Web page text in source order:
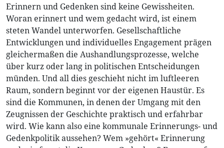
Erinnern und Gedenken sind keine Gewissheiten.
Woran erinnert und wem gedacht wird, ist einem
steten Wandel unterworfen. Gesellschaftliche
Entwicklungen und individuelles Engagement prägen
gleichermaßen die Aushandlungsprozesse, welche
über kurz oder lang in politischen Entscheidungen
münden. Und all dies geschieht nicht im luftleeren
Raum, sondern beginnt vor der eigenen Haustür. Es
sind die Kommunen, in denen der Umgang mit den
Zeugnissen der Geschichte praktisch und erfahrbar
wird. Wie kann also eine kommunale Erinnerungs- und
Gedenkpolitik aussehen? Wem »gehört« Erinnerung